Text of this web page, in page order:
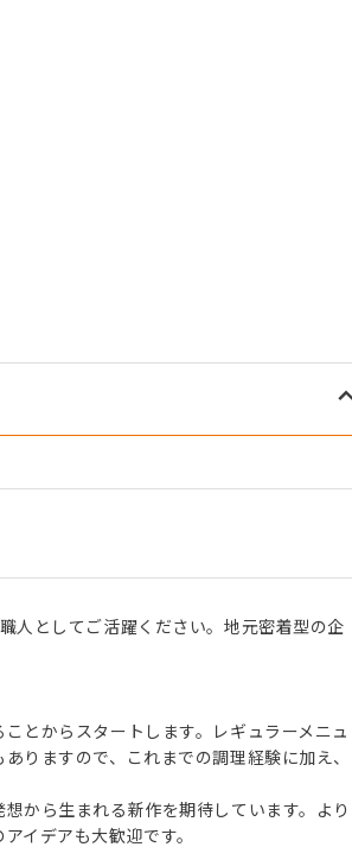
人としてご活躍ください。地元密着型の企
とからスタートします。レギュラーメニュ
りますので、これまでの調理経験に加え、
から生まれる新作を期待しています。より
イデアも大歓迎です。